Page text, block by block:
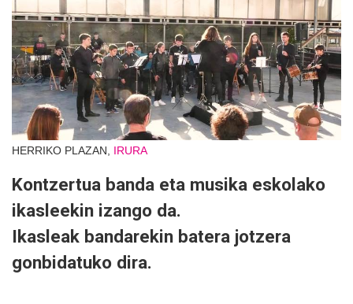
HERRIKO PLAZAN, IRURA
Kontzertua banda eta musika eskolako
ikasleekin izango da.
Ikasleak bandarekin batera jotzera
gonbidatuko dira.